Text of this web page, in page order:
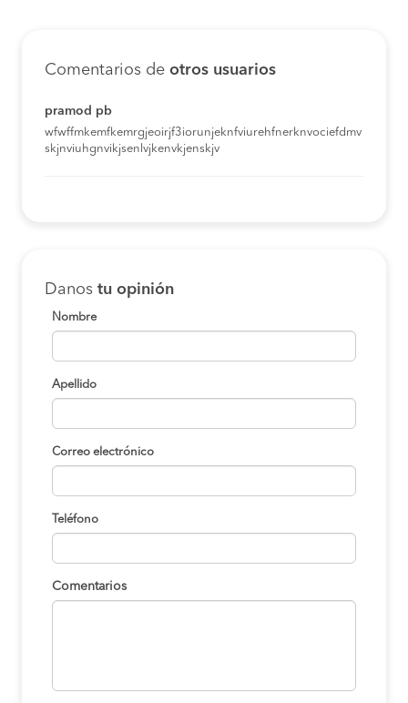
Comentarios de otros usuarios
pramod pb
wfwffmkemfkemrgjeoirjf3iorunjeknfviurehfnerknvociefdmv
skjnviuhgnvikjsenlvjkenvkjenskjv
Danos tu opinión
Nombre
Apellido
Correo electrónico
Teléfono
Comentarios